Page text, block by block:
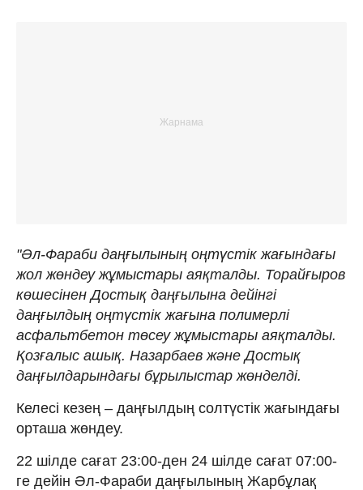
"Әл-Фараби даңғылының оңтүстік жағындағы
жол жөндеу жұмыстары аяқталды. Торайғыров
көшесінен Достық даңғылына дейінгі
даңғылдың оңтүстік жағына полимерлі
асфальтбетон төсеу жұмыстары аяқталды.
Қозғалыс ашық. Назарбаев және Достық
даңғылдарындағы бұрылыстар жөнделді.
Келесі кезең – даңғылдың солтүстік жағындағы
орташа жөндеу.
22 шілде сағат 23:00-ден 24 шілде сағат 07:00-
ге дейін Әл-Фараби даңғылының Жарбұлақ